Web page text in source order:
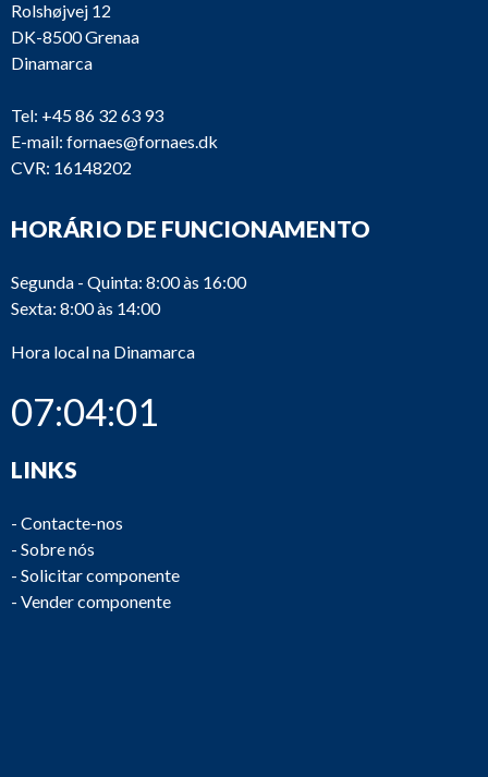
Rolshøjvej 12
DK-8500 Grenaa
Dinamarca
Tel: +45 86 32 63 93
E-mail: fornaes@fornaes.dk
CVR: 16148202
HORÁRIO DE FUNCIONAMENTO
Segunda - Quinta: 8:00 às 16:00
Sexta: 8:00 às 14:00
Hora local na Dinamarca
07:04:01
LINKS
- Contacte-nos
- Sobre nós
- Solicitar componente
- Vender componente